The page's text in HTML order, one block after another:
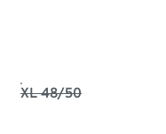
XL 48/50